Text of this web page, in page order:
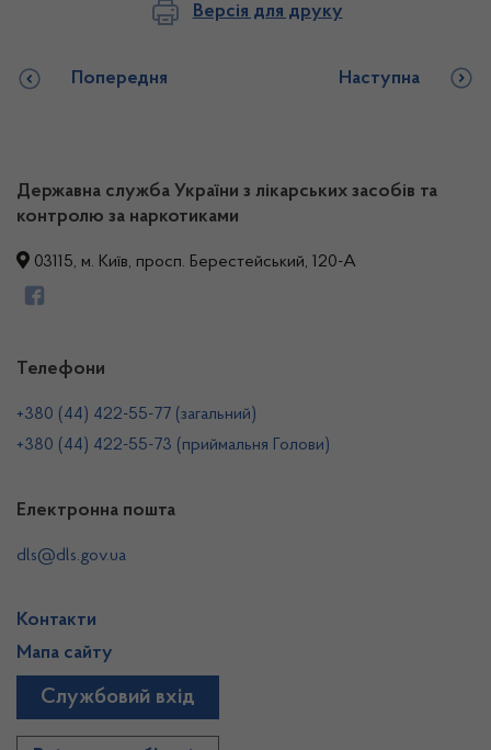
Версія для друку
Попередня Наступна
Державна служба України з лікарських засобів та
контролю за наркотиками
03115, м. Київ, просп. Берестейський, 120-А
Телефони
+380 (44) 422-55-77 (загальний)
+380 (44) 422-55-73 (приймальня Голови)
Електронна пошта
dls@dls.gov.ua
Контакти
Мапа сайту
Службовий вхід